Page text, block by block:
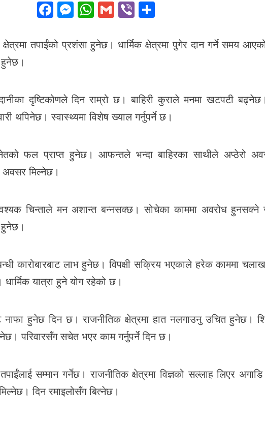
F
c
o
k
M
ss
g
er
W
at
p
G
ail
Vi
er ar
तपाईंको प्रशंसा हुनेछ। धार्मिक क्षेत्रमा पुगेर दान गर्ने समय
हुनेछ।
दृष्टिकोणले दिन राम्रो छ। बाहिरी कुराले मनमा खटपटी बढ्नेछ।
थपिनेछ। स्वास्थ्यमा विशेष ख्याल गर्नुपर्ने छ।
फल प्राप्त हुनेछ। आफन्तले भन्दा बाहिरका साथीले अप्ठेरो
अवसर मिल्नेछ।
चिन्ताले मन अशान्त बन्नसक्छ। सोचेका काममा अवरोध हुनसक्ने
हुनेछ।
कारोबारबाट लाभ हुनेछ। विपक्षी सक्रिय भएकाले हरेक काममा
यात्रा हुने योग रहेको छ।
नाफा हुनेछ दिन छ। राजनीतिक क्षेत्रमा हात नलगाउनु उचित हुनेछ।
परिवारसँग सचेत भएर काम गर्नुपर्ने दिन छ।
सम्मान गर्नेछ। राजनीतिक क्षेत्रमा विज्ञको सल्लाह लिएर
दिन रमाइलोसँग बित्नेछ।